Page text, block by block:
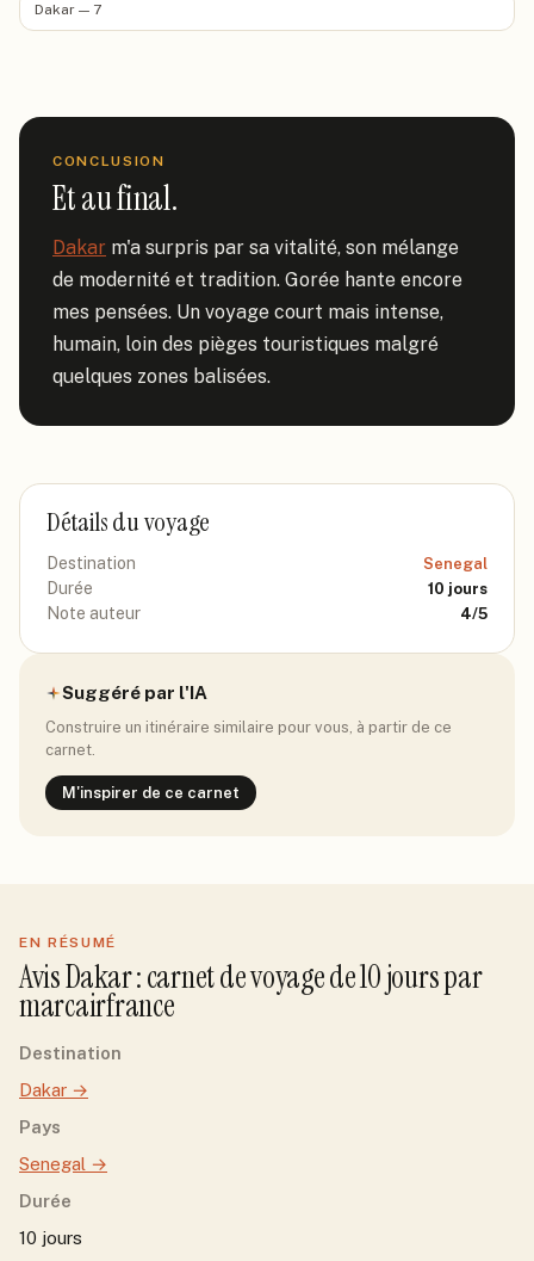
Dakar — 7
CONCLUSION
Et au final.
Dakar m'a surpris par sa vitalité, son mélange
de modernité et tradition. Gorée hante encore
mes pensées. Un voyage court mais intense,
humain, loin des pièges touristiques malgré
quelques zones balisées.
Détails du voyage
Destination Senegal
Durée 10 jours
Note auteur 4/5
Suggéré par l'IA
Construire un itinéraire similaire pour vous, à partir de ce
carnet.
M'inspirer de ce carnet
EN RÉSUMÉ
AvisDakar: carnet de voyage de10jourspar
marcairfrance
Destination
Dakar →
Pays
Senegal →
Durée
10 jours